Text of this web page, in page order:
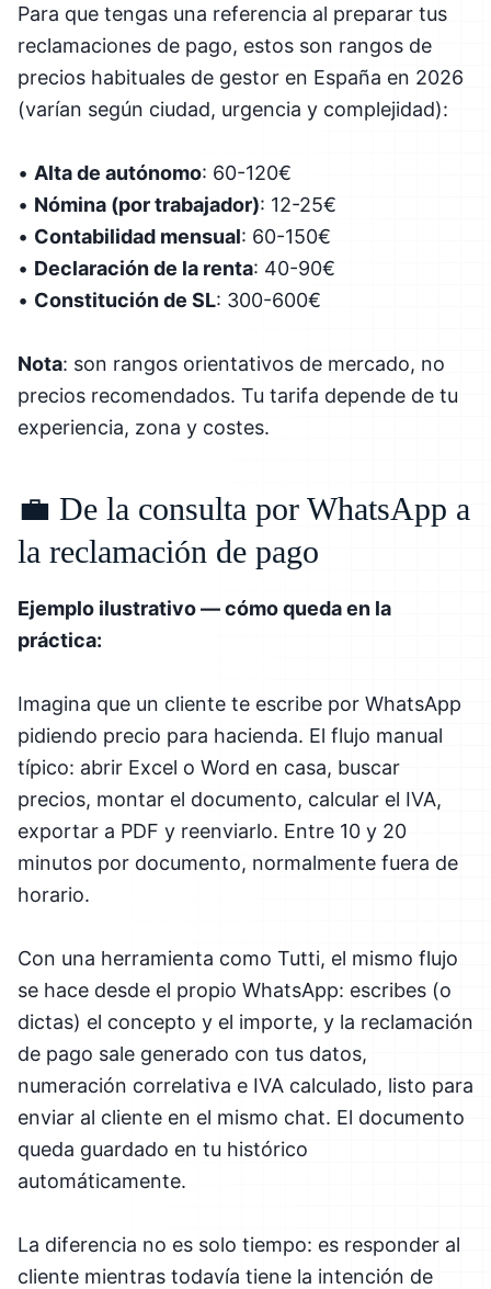
Para que tengas una referencia al preparar tus
reclamaciones de pago, estos son rangos de
precios habituales de gestor en España en 2026
(varían según ciudad, urgencia y complejidad):
• Alta de autónomo: 60-120€
• Nómina (por trabajador): 12-25€
• Contabilidad mensual: 60-150€
• Declaración de la renta: 40-90€
• Constitución de SL: 300-600€
Nota: son rangos orientativos de mercado, no
precios recomendados. Tu tarifa depende de tu
experiencia, zona y costes.
💼 De la consulta por WhatsApp a
la reclamación de pago
Ejemplo ilustrativo — cómo queda en la
práctica:
Imagina que un cliente te escribe por WhatsApp
pidiendo precio para hacienda. El flujo manual
típico: abrir Excel o Word en casa, buscar
precios, montar el documento, calcular el IVA,
exportar a PDF y reenviarlo. Entre 10 y 20
minutos por documento, normalmente fuera de
horario.
Con una herramienta como Tutti, el mismo flujo
se hace desde el propio WhatsApp: escribes (o
dictas) el concepto y el importe, y la reclamación
de pago sale generado con tus datos,
numeración correlativa e IVA calculado, listo para
enviar al cliente en el mismo chat. El documento
queda guardado en tu histórico
automáticamente.
La diferencia no es solo tiempo: es responder al
cliente mientras todavía tiene la intención de